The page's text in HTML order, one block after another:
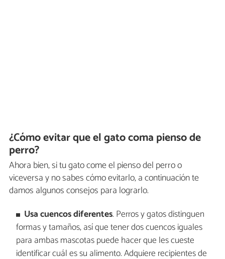
¿Cómo evitar que el gato coma pienso de
perro?
Ahora bien, si tu gato come el pienso del perro o
viceversa y no sabes cómo evitarlo, a continuación te
damos algunos consejos para lograrlo.
Usa cuencos diferentes. Perros y gatos distinguen
formas y tamaños, así que tener dos cuencos iguales
para ambas mascotas puede hacer que les cueste
identificar cuál es su alimento. Adquiere recipientes de